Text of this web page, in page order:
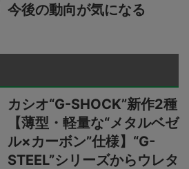
今後の動向が気になる
カシオ“G-SHOCK”新作2種
【薄型・軽量な“メタルベゼ
ル×カーボン”仕様】“G-
STEEL”シリーズからウレタ